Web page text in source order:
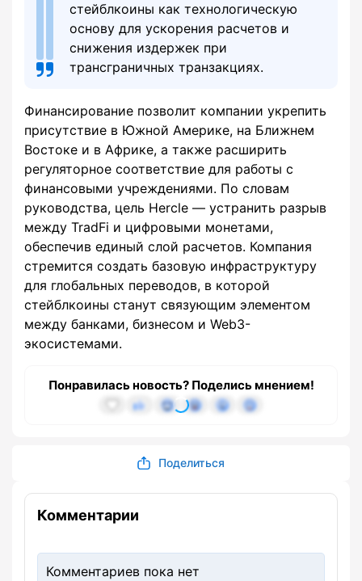
стейблкоины как технологическую
основу для ускорения расчетов и
снижения издержек при
трансграничных транзакциях.
Финансирование позволит компании укрепить
присутствие в Южной Америке, на Ближнем
Востоке и в Африке, а также расширить
регуляторное соответствие для работы с
финансовыми учреждениями. По словам
руководства, цель Hercle — устранить разрыв
между TradFi и цифровыми монетами,
обеспечив единый слой расчетов. Компания
стремится создать базовую инфраструктуру
для глобальных переводов, в которой
стейблкоины станут связующим элементом
между банками, бизнесом и Web3-
экосистемами.
Понравилась новость? Поделись мнением!
Поделиться
Комментарии
Комментариев пока нет